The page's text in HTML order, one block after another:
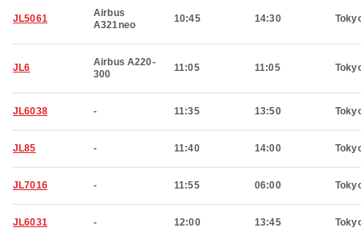
JL5061
Airbus
A321neo
10:45 14:30
JL6
Airbus A220-
300
11:05 11:05
JL6038 - 11:35 13:50
JL85 - 11:40 14:00
JL7016 - 11:55 06:00
JL6031 - 12:00 13:45